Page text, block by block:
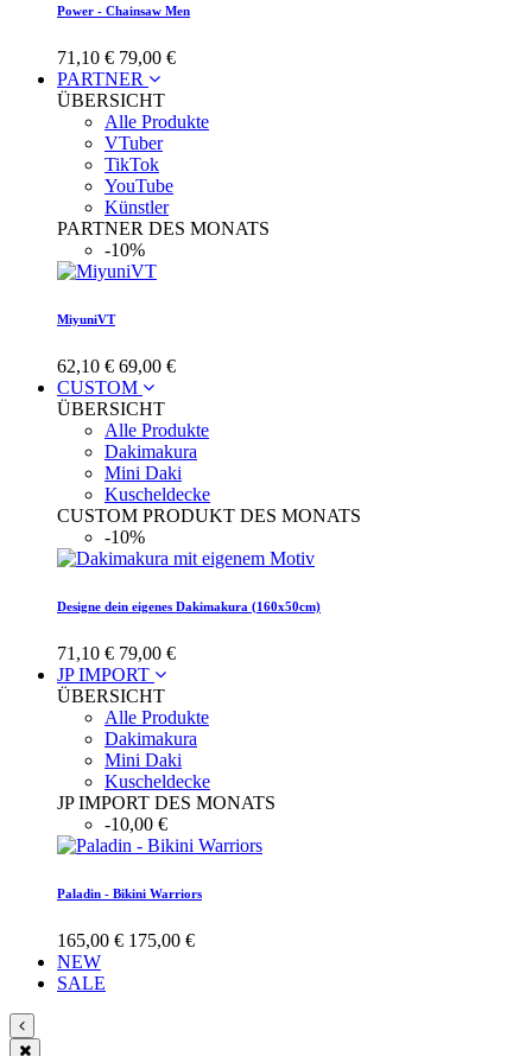
Power - Chainsaw Men
71,10 € 79,00 €
PARTNER
ÜBERSICHT
Alle Produkte
VTuber
TikTok
YouTube
Künstler
PARTNER DES MONATS
-10%
MiyuniVT
62,10 € 69,00 €
CUSTOM
ÜBERSICHT
Alle Produkte
Dakimakura
Mini Daki
Kuscheldecke
CUSTOM PRODUKT DES MONATS
-10%
Designe dein eigenes Dakimakura (160x50cm)
71,10 € 79,00 €
JP IMPORT
ÜBERSICHT
Alle Produkte
Dakimakura
Mini Daki
Kuscheldecke
JP IMPORT DES MONATS
-10,00 €
Paladin - Bikini Warriors
165,00 € 175,00 €
NEW
SALE